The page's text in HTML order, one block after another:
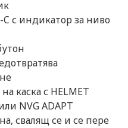
с индикатор за ниво
каска с HELMET
NVG ADAPT
свалящ се и се пере